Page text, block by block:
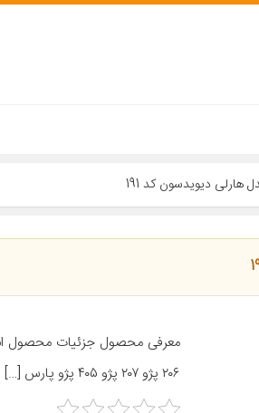
دیویدسون کد 191
۲۰۶ پژو ۲۰۷ پژو ۴۰۵ پژو پارس […]